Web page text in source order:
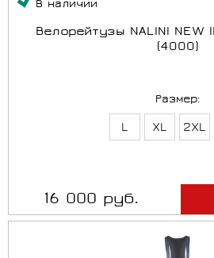
В наличии
Велорейтузы NALINI NEW
(4000)
Размер:
L XL 2XL
16 000 руб.